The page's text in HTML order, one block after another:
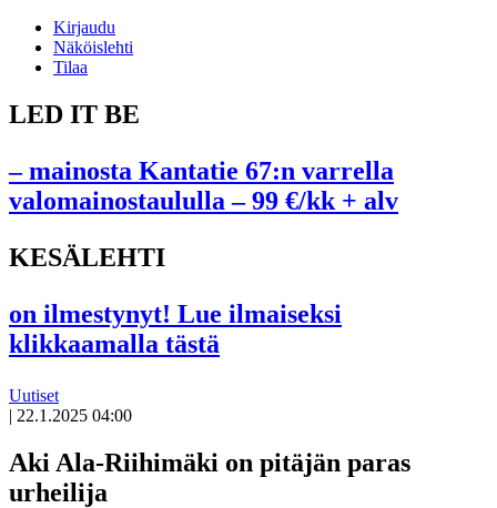
Kirjaudu
Näköislehti
Tilaa
LED IT BE
– mainosta Kantatie 67:n varrella
valomainostaululla – 99 €/kk + alv
KESÄLEHTI
on ilmestynyt! Lue ilmaiseksi
klikkaamalla tästä
Uutiset
| 22.1.2025 04:00
Aki Ala-Riihimäki on pitäjän paras
urheilija